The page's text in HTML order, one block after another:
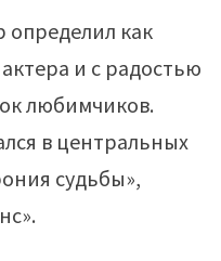
определил как
и с радостью
любимчиков.
в центральных
судьбы»,